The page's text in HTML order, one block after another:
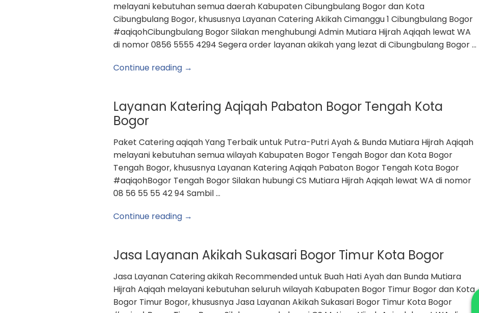
melayani kebutuhan semua daerah Kabupaten Cibungbulang Bogor dan Kota
Cibungbulang Bogor, khususnya Layanan Catering Akikah Cimanggu 1 Cibungbulang Bogor
#aqiqohCibungbulang Bogor Silakan menghubungi Admin Mutiara Hijrah Aqiqah lewat WA
di nomor 0856 5555 4294 Segera order layanan akikah yang lezat di Cibungbulang Bogor …
Continue reading →
Layanan Katering Aqiqah Pabaton Bogor Tengah Kota
Bogor
Paket Catering aqiqah Yang Terbaik untuk Putra-Putri Ayah & Bunda Mutiara Hijrah Aqiqah
melayani kebutuhan semua wilayah Kabupaten Bogor Tengah Bogor dan Kota Bogor
Tengah Bogor, khususnya Layanan Katering Aqiqah Pabaton Bogor Tengah Kota Bogor
#aqiqohBogor Tengah Bogor Silakan hubungi CS Mutiara Hijrah Aqiqah lewat WA di nomor
08 56 55 55 42 94 Sambil …
Continue reading →
Jasa Layanan Akikah Sukasari Bogor Timur Kota Bogor
Jasa Layanan Catering akikah Recommended untuk Buah Hati Ayah dan Bunda Mutiara
Hijrah Aqiqah melayani kebutuhan seluruh wilayah Kabupaten Bogor Timur Bogor dan Kota
Bogor Timur Bogor, khususnya Jasa Layanan Akikah Sukasari Bogor Timur Kota Bogor